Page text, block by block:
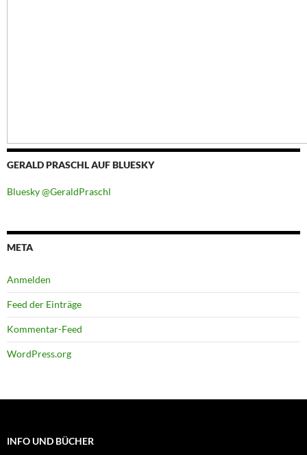
GERALD PRASCHL AUF BLUESKY
Bluesky @GeraldPraschl
META
Anmelden
Feed der Einträge
Kommentar-Feed
WordPress.org
INFO UND BÜCHER